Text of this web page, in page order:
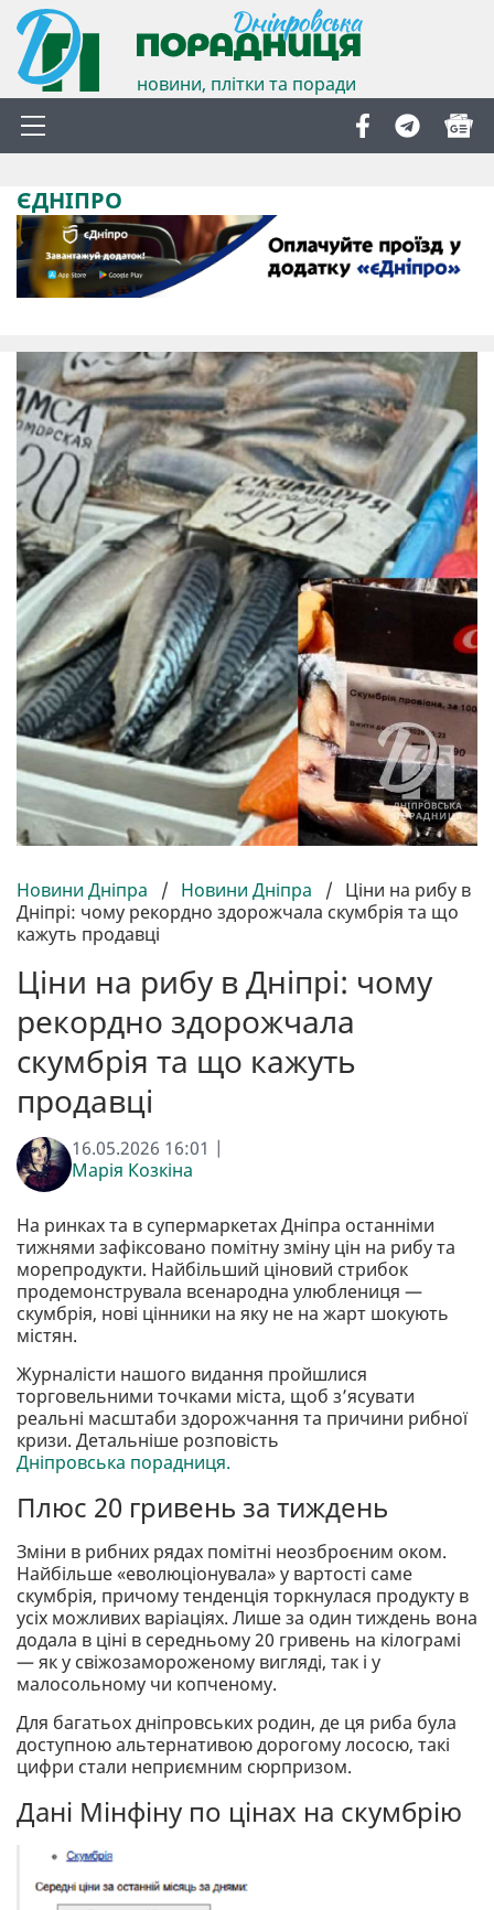
новини, плітки та поради
ЄДНІПРО
Новини Дніпра / Новини Дніпра / Ціни на рибу в
Дніпрі: чому рекордно здорожчала скумбрія та що
кажуть продавці
Ціни на рибу в Дніпрі: чому
рекордно здорожчала
скумбрія та що кажуть
продавці
16.05.2026 16:01 |
Марія Козкіна
На ринках та в супермаркетах Дніпра останніми
тижнями зафіксовано помітну зміну цін на рибу та
морепродукти. Найбільший ціновий стрибок
продемонструвала всенародна улюблениця —
скумбрія, нові цінники на яку не на жарт шокують
містян.
Журналісти нашого видання пройшлися
торговельними точками міста, щоб з’ясувати
реальні масштаби здорожчання та причини рибної
кризи. Детальніше розповість
Дніпровська порадниця.
Плюс 20 гривень за тиждень
Зміни в рибних рядах помітні неозброєним оком.
Найбільше «еволюціонувала» у вартості саме
скумбрія, причому тенденція торкнулася продукту в
усіх можливих варіаціях. Лише за один тиждень вона
додала в ціні в середньому 20 гривень на кілограмі
— як у свіжозамороженому вигляді, так і у
малосольному чи копченому.
Для багатьох дніпровських родин, де ця риба була
доступною альтернативою дорогому лососю, такі
цифри стали неприємним сюрпризом.
Дані Мінфіну по цінах на скумбрію